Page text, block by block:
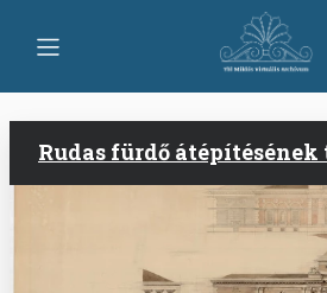
main
Rudas fürdő átépítésének